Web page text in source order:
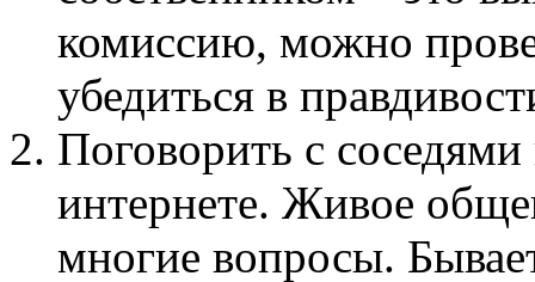
комиссию, можно
убедиться в
Поговорить с
интернете. Живое
многие вопросы.